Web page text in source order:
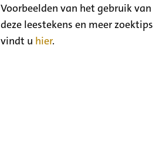
Voorbeelden van het gebruik van
deze leestekens en meer zoektips
vindt u hier.